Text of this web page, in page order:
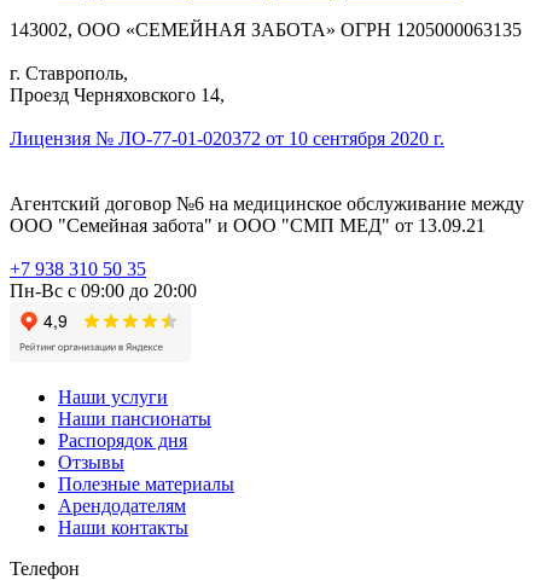
143002, ООО «СЕМЕЙНАЯ ЗАБОТА» ОГРН 1205000063135
г. Ставрополь,
Проезд Черняховского 14,
Лицензия № ЛО-77-01-020372 от 10 сентября 2020 г.
Агентский договор №6 на медицинское обслуживание между
ООО "Семейная забота" и ООО "СМП МЕД" от 13.09.21
+7 938 310 50 35
Пн-Вс с 09:00 до 20:00
Наши услуги
Наши пансионаты
Распорядок дня
Отзывы
Полезные материалы
Арендодателям
Наши контакты
Телефон